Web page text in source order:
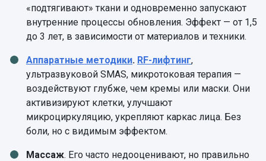
«подтягивают» ткани и одновременно запускают
внутренние процессы обновления. Эффект — от 1,5
до 3 лет, в зависимости от материалов и техники.
Аппаратные методики. RF-лифтинг,
ультразвуковой SMAS, микротоковая терапия —
воздействуют глубже, чем кремы или маски. Они
активизируют клетки, улучшают
микроциркуляцию, укрепляют каркас лица. Без
боли, но с видимым эффектом.
Массаж. Его часто недооценивают, но правильно